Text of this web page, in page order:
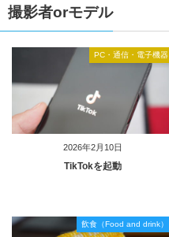
撮影者orモデル
2026年2月10日
PC・通信・電子機器
TikTokを起動
飲食（Food and drink）